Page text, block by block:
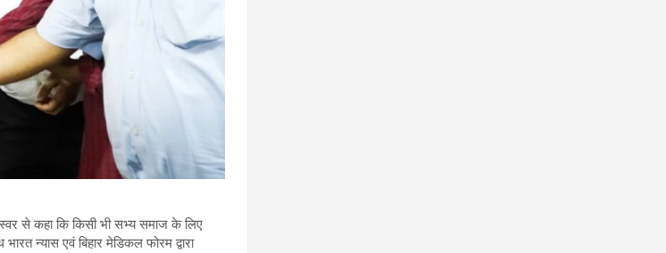
स्वर से कहा कि किसी भी सभ्य समाज के लिए
न्यास एवं बिहार मेडिकल फोरम द्वारा